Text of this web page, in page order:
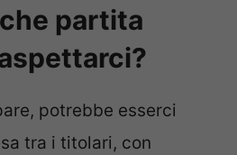
partita
potrebbe esserci
tra i titolari, con